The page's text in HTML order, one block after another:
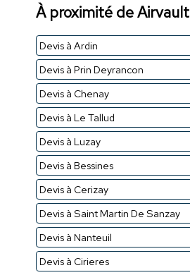
À proximité de Airvault
Devis à Ardin
Devis à Prin Deyrancon
Devis à Chenay
Devis à Le Tallud
Devis à Luzay
Devis à Bessines
Devis à Cerizay
Devis à Saint Martin De Sanzay
Devis à Nanteuil
Devis à Cirieres